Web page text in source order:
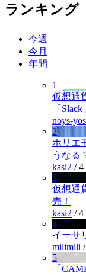
ランキング
今週
今月
年間
1
仮想通
「Slack
noys-
2
ホリエ
うなる
kasi2 /4
3
仮想通
売！
kasi2 /4
4
イーサ
milimili /
5
「